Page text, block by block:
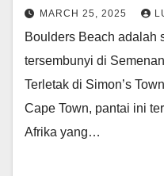
MARCH 25, 2025
Boulders Beach adalah
tersembunyi di
Terletak di Simon’s
Cape Town, pantai ini
Afrika yang…